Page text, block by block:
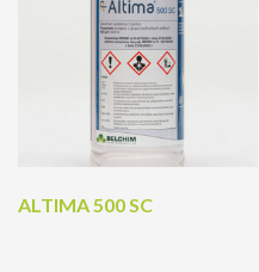
ALTIMA 500 SC